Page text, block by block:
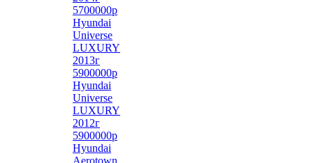
5700000р
Hyundai
Universe
LUXURY
2013г
5900000р
Hyundai
Universe
LUXURY
2012г
5900000р
Hyundai
Aerotown